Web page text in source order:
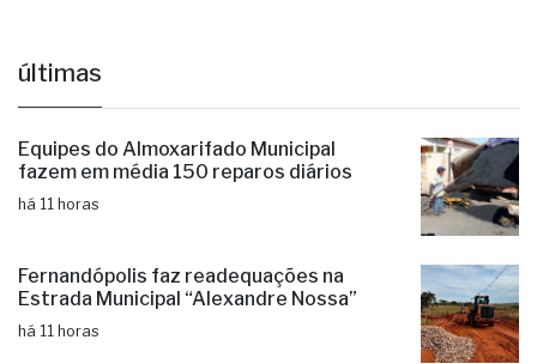
últimas
Equipes do Almoxarifado Municipal
fazem em média 150 reparos diários
há 11 horas
Fernandópolis faz readequações na
Estrada Municipal “Alexandre Nossa”
há 11 horas